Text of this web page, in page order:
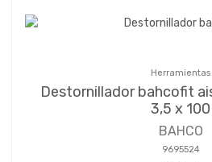
Herramientas
Destornillador bahcofit
3,5 x 100
BAHCO
9695524